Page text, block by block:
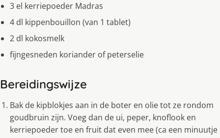
3 el kerriepoeder Madras
4 dl kippenbouillon (van 1 tablet)
2 dl kokosmelk
fijngesneden koriander of peterselie
Bereidingswijze
Bak de kipblokjes aan in de boter en olie tot ze rondom
goudbruin zijn. Voeg dan de ui, peper, knoflook en
kerriepoeder toe en fruit dat even mee (ca een minuutje